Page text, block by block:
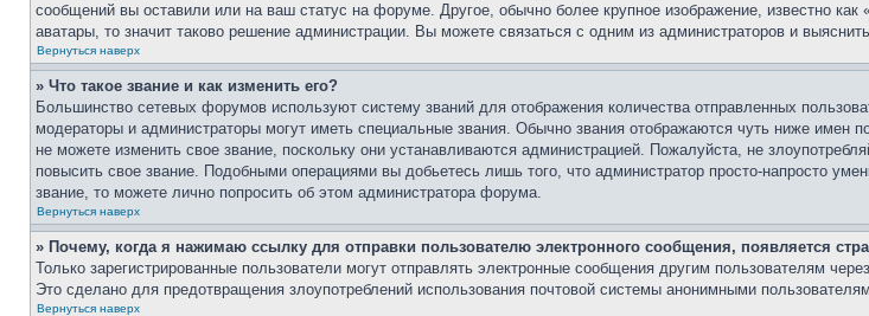
сообщений вы оставили или на ваш статус на форуме. Другое, обычно более крупное изображение, известно
аватары, то значит таково решение администрации. Вы можете связаться с одним из администраторов и
Вернуться наверх
» Что такое звание и как изменить его?
Большинство сетевых форумов используют систему званий для отображения количества отправленных
модераторы и администраторы могут иметь специальные звания. Обычно звания отображаются чуть ниже
не можете изменить свое звание, поскольку они устанавливаются администрацией. Пожалуйста, не
повысить свое звание. Подобными операциями вы добьетесь лишь того, что администратор просто-напросто
звание, то можете лично попросить об этом администратора форума.
Вернуться наверх
» Почему, когда я нажимаю ссылку для отправки пользователю электронного сообщения, появляется
Только зарегистрированные пользователи могут отправлять электронные сообщения другим пользователям
Это сделано для предотвращения злоупотреблений использования почтовой системы анонимными
Вернуться наверх